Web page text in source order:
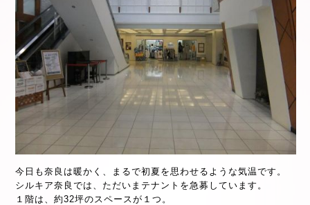
今日も奈良は暖かく、まるで初夏を思わせるような気温です。
シルキア奈良では、ただいまテナントを急募しています。
１階は、約32坪のスペースが１つ。